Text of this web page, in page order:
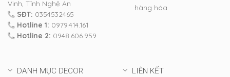
Vinh, Tỉnh Nghệ An
SĐT: 0354532465
Hotline 1: 0979.414.161
Hotline 2: 0948.606.959
hàng hóa
DANH MỤC DECOR LIÊN KẾT